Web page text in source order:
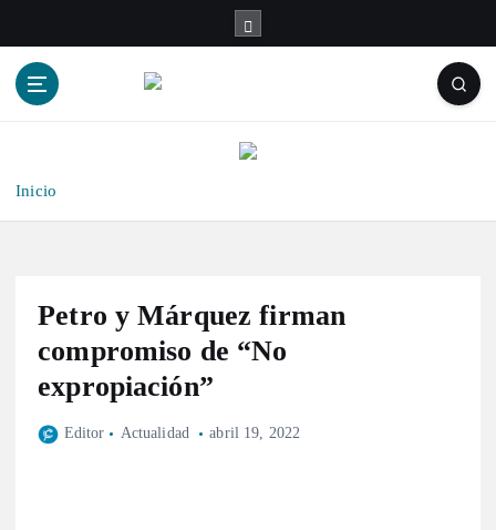
Inicio
Petro y Márquez firman
compromiso de “No
expropiación”
Editor Actualidad abril 19, 2022